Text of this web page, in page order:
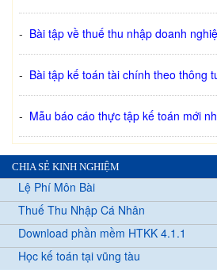
- Bài tập về thuế thu nhập doanh
- Bài tập kế toán tài chính theo thông
- Mẫu báo cáo thực tập kế toán mới
CHIA SẺ KINH NGHIỆM
Lệ Phí Môn Bài
Thuế Thu Nhập Cá Nhân
Download phần mềm HTKK 4.1.1
Học kế toán tại vũng tàu